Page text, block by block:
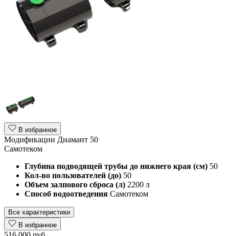
В избранное
Модификации Диамант 50
Самотеком
Глубина подводящей трубы до нижнего края (см) 50
Кол-во пользователей (до) 50
Объем залпового сброса (л) 2200 л
Способ водоотведения Самотеком
Все характеристики
В избранное